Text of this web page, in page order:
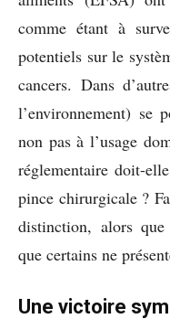
comme étant à
potentiels sur le
cancers. Dans
l’environnement) se
non pas à l’usage
réglementaire doit-
pince chirurgicale ?
distinction, alors
que certains ne
Une victoire